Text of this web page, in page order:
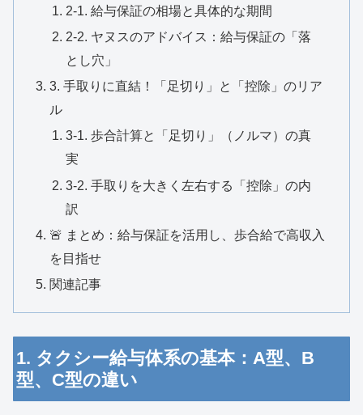
2-1. 給与保証の相場と具体的な期間
2-2. ヤヌスのアドバイス：給与保証の「落
とし穴」
3. 手取りに直結！「足切り」と「控除」のリア
ル
3-1. 歩合計算と「足切り」（ノルマ）の真
実
3-2. 手取りを大きく左右する「控除」の内
訳
🚨 まとめ：給与保証を活用し、歩合給で高収入
を目指せ
関連記事
1. タクシー給与体系の基本：A型、B
型、C型の違い